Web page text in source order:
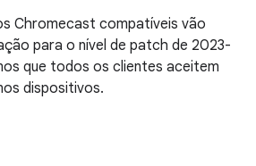
Chromecast compatíveis vão
para o nível de patch de 2023-
que todos os clientes aceitem
dispositivos.